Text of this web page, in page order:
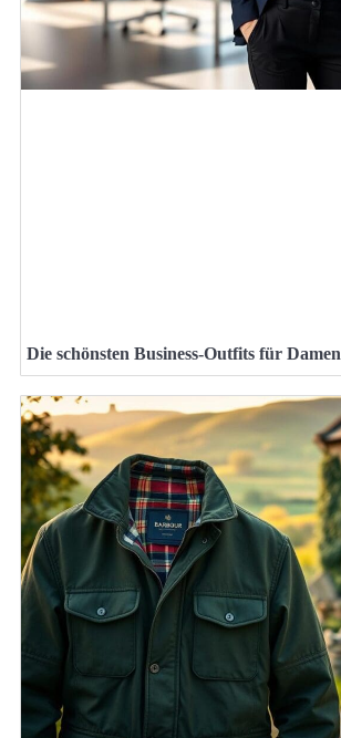
Die schönsten Business-Outfits für Damen